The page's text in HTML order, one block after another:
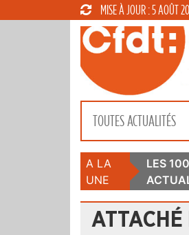
MISE À JOUR : 5 AOÛT
TOUTES ACTUALITÉS
A LA
UNE
LES
ATTACHÉ